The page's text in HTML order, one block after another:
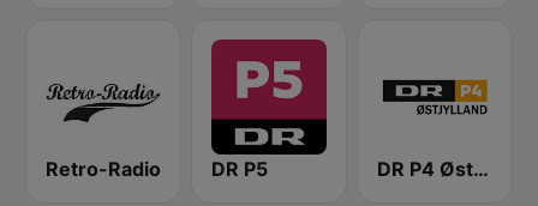
Retro-Radio DR P5 DR P4 Østjyllands